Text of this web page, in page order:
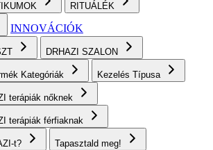
RITUÁLÉK
INNOVÁCIÓK
DRHAZI SZALON
Kategóriák Kezelés Típusa
terápiák nőknek
terápiák férfiaknak
t? Tapasztald meg!